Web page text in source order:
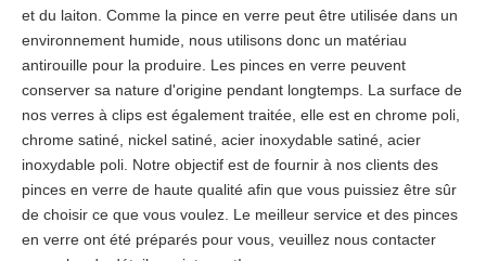
et du laiton. Comme la pince en verre peut être utilisée dans un
environnement humide, nous utilisons donc un matériau
antirouille pour la produire. Les pinces en verre peuvent
conserver sa nature d'origine pendant longtemps. La surface de
nos verres à clips est également traitée, elle est en chrome poli,
chrome satiné, nickel satiné, acier inoxydable satiné, acier
inoxydable poli. Notre objectif est de fournir à nos clients des
pinces en verre de haute qualité afin que vous puissiez être sûr
de choisir ce que vous voulez. Le meilleur service et des pinces
en verre ont été préparés pour vous, veuillez nous contacter